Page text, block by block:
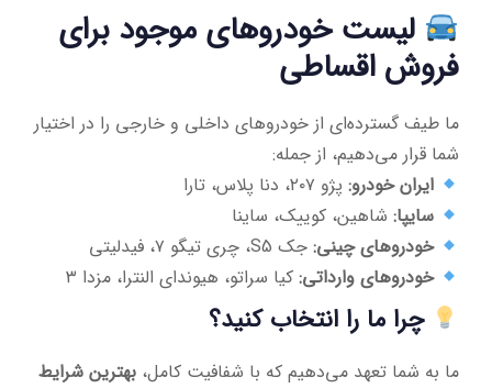
لیست خودروهای موجود برای
فروش اقساطی
ما طیف گسترده‌ای از خودروهای داخلی و خارجی را در اختیار
شما قرار می‌دهیم، از جمله:
ایران خودرو: پژو ۲۰۷، دنا پلاس، تارا
سایپا: شاهین، کوییک، ساینا
خودروهای چینی: جک S5، چری تیگو ۷، فیدلیتی
خودروهای وارداتی: کیا سراتو، هیوندای النترا، مزدا ۳
چرا ما را انتخاب کنید؟
ما به شما تعهد می‌دهیم که با شفافیت کامل، بهترین شرایط